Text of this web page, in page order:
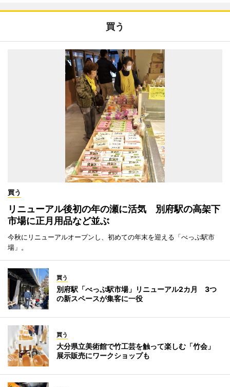
買う
買う
リニューアル後初の年の瀬に活気 別府駅の高架下
市場に正月用品など並ぶ
今秋にリニューアルオープンし、初めての年末を迎える「べっぷ駅市
場」。
買う
別府駅「べっぷ駅市場」リニューアル2カ月 3つ
の新スペースが集客に一役
買う
大分県立美術館で竹工芸を触って楽しむ「竹会」
展示販売にワークショップも